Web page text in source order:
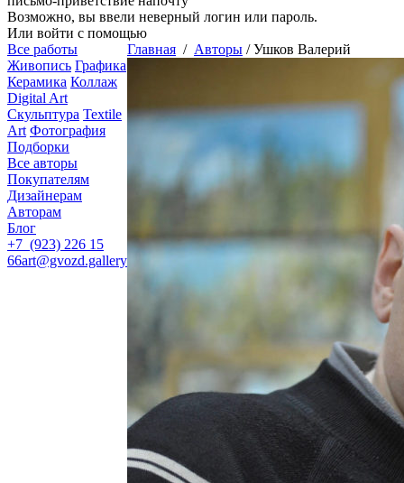
Возможно, вы ввели неверный логин или пароль.
Или войти с помощью
Все работы
Живопись Графика
Керамика Коллаж
Digital Art
Скульптура Textile
Art Фотография
Подборки
Все авторы
Покупателям
Дизайнерам
Авторам
Блог
+7 (923) 226 15
66art@gvozd.gallery
Главная / Авторы / Ушков Валерий